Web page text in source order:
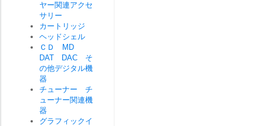
ヤー関連アクセ
サリー
カートリッジ
ヘッドシェル
ＣＤ MD
DAT DAC そ
の他デジタル機
器
チューナー チ
ューナー関連機
器
グラフィックイ